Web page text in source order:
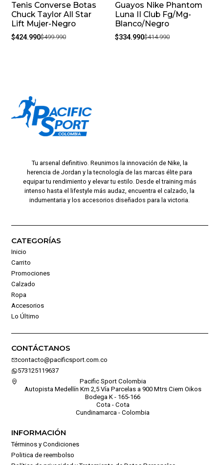
-15%
Tenis Converse Botas
Chuck Taylor All Star
Lift Mujer-Negro
$424.990$499.990
-19%
Guayos Nike Phantom
Luna II Club Fg/Mg-
Blanco/Negro
$334.990$414.990
Tu arsenal definitivo. Reunimos la innovación de Nike, la
herencia de Jordan y la tecnología de las marcas élite para
equipar tu rendimiento y elevar tu estilo. Desde el training más
intenso hasta el lifestyle más audaz, encuentra el calzado, la
indumentaria y los accesorios diseñados para la victoria.
CATEGORÍAS
Inicio
Carrito
Promociones
Calzado
Ropa
Accesorios
Lo Último
CONTÁCTANOS
contacto@pacificsport.com.co
573125119637
Pacific Sport Colombia
Autopista Medellín Km 2,5 Vía Parcelas a 900 Mtrs Ciem Oikos
Bodega K - 165-166
Cota - Cota
Cundinamarca - Colombia
INFORMACIÓN
Términos y Condiciones
Politica de reembolso